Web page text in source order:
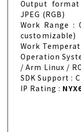
Output
JPEG (RGB)
Work Range :
customizable)
Work
Operation
/ Arm Linux /
SDK Support :
IP Rating :